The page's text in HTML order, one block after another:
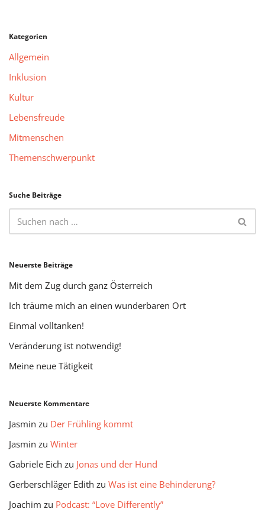
Kategorien
Allgemein
Inklusion
Kultur
Lebensfreude
Mitmenschen
Themenschwerpunkt
Suche Beiträge
Neuerste Beiträge
Mit dem Zug durch ganz Österreich
Ich träume mich an einen wunderbaren Ort
Einmal volltanken!
Veränderung ist notwendig!
Meine neue Tätigkeit
Neuerste Kommentare
Jasmin zu Der Frühling kommt
Jasmin zu Winter
Gabriele Eich zu Jonas und der Hund
Gerberschläger Edith zu Was ist eine Behinderung?
Joachim zu Podcast: “Love Differently”